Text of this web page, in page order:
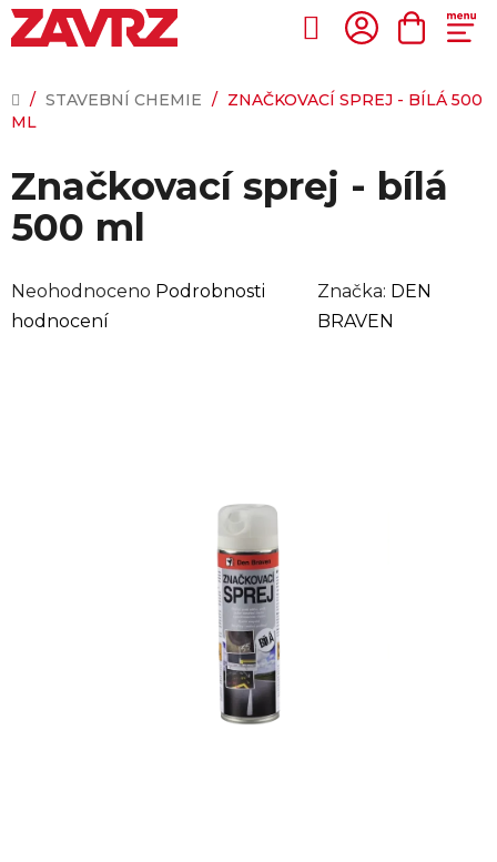
Přejít
na
Hledat
KOŠÍK
DOMŮ
/ STAVEBNÍ CHEMIE / ZNAČKOVACÍ SPREJ - BÍLÁ 500
ML
Značkovací sprej - bílá
500 ml
Průměrné
hodnocení
Neohodnoceno Podrobnosti
hodnocení
Značka: DEN
BRAVEN